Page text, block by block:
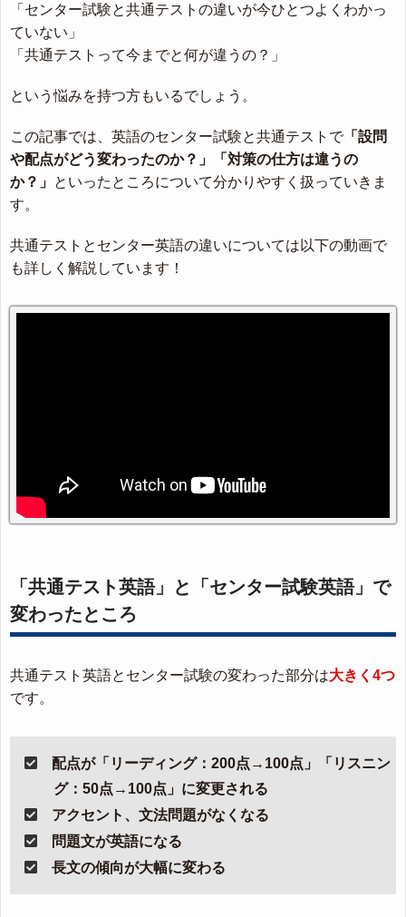
「センター試験と共通テストの違いが今ひとつよくわかっ
ていない」
「共通テストって今までと何が違うの？」
という悩みを持つ方もいるでしょう。
この記事では、英語のセンター試験と共通テストで「設問
や配点がどう変わったのか？」「対策の仕方は違うの
か？」 といったところについて分かりやすく扱っていきま
す。
共通テストとセンター英語の違いについては以下の動画で
も詳しく解説しています！
「共通テスト英語」と「センター試験英語」で
変わったところ
共通テスト英語とセンター試験の変わった部分は大きく4つ
です。
配点が「リーディング：200点→100点」「リスニン
グ：50点→100点」に変更される
アクセント、文法問題がなくなる
問題文が英語になる
長文の傾向が大幅に変わる